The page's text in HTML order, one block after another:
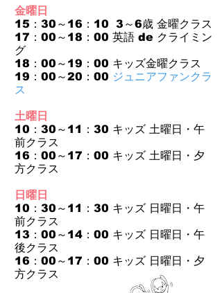
金曜日
15：30～16：10 3～6歳 金曜クラス
17：00～18：00 英語 de クライミン
グ
​18：00～19：00 キッズ金曜クラス
19：00～20：00 ジュニアファンクラ
ス
土曜日
10：30～11：30 キッズ 土曜日・午
前クラス
16：00～17：00 キッズ 土曜日・夕
方クラス
日曜日
10：30～11：30 キッズ 日曜日・午
前クラス
13：00～14：00 キッズ 日曜日・午
後クラス
16：00～17：00 キッズ 日曜日・夕
方クラス